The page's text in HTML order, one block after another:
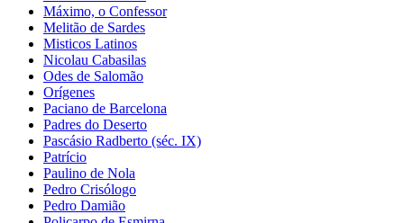
Máximo, o Confessor
Melitão de Sardes
Misticos Latinos
Nicolau Cabasilas
Odes de Salomão
Orígenes
Paciano de Barcelona
Padres do Deserto
Pascásio Radberto (séc. IX)
Patrício
Paulino de Nola
Pedro Crisólogo
Pedro Damião